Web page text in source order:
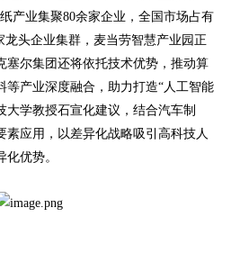
产业集聚80余家企业，全国市场占有
龙头企业集群，麦当劳智慧产业园正
塞尔集团还将依托技术优势，推动算
等产业深度融合，助力打造“人工智能
大学教授石宣化建议，结合汽车制
素应用，以差异化战略吸引高科技人
优势。